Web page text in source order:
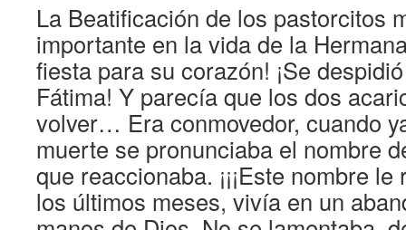
La Beatificación de los pastorcitos
importante en la vida de la
fiesta para su corazón! ¡Se
Fátima! Y parecía que los dos
volver… Era conmovedor, cuando
muerte se pronunciaba el nombre
que reaccionaba. ¡¡¡Este nombre
los últimos meses, vivía en un